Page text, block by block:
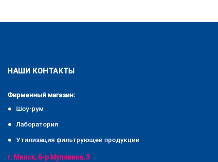
НАШИ КОНТАКТЫ
Фирменный магазин:
Шоу-рум
Лаборатория
Утилизация фильтрующей продукции
г. Минск, б-р Мулявина, 3